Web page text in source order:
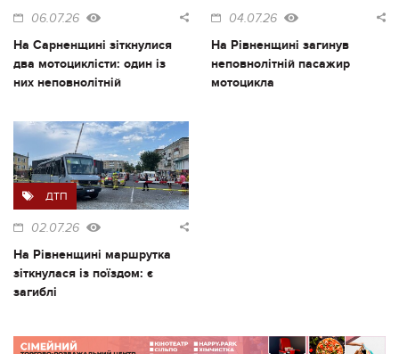
06.07.26
На Сарненщині зіткнулися
два мотоциклісти: один із
них неповнолітній
04.07.26
На Рівненщині загинув
неповнолітній пасажир
мотоцикла
ДТП
02.07.26
На Рівненщині маршрутка
зіткнулася із поїздом: є
загиблі